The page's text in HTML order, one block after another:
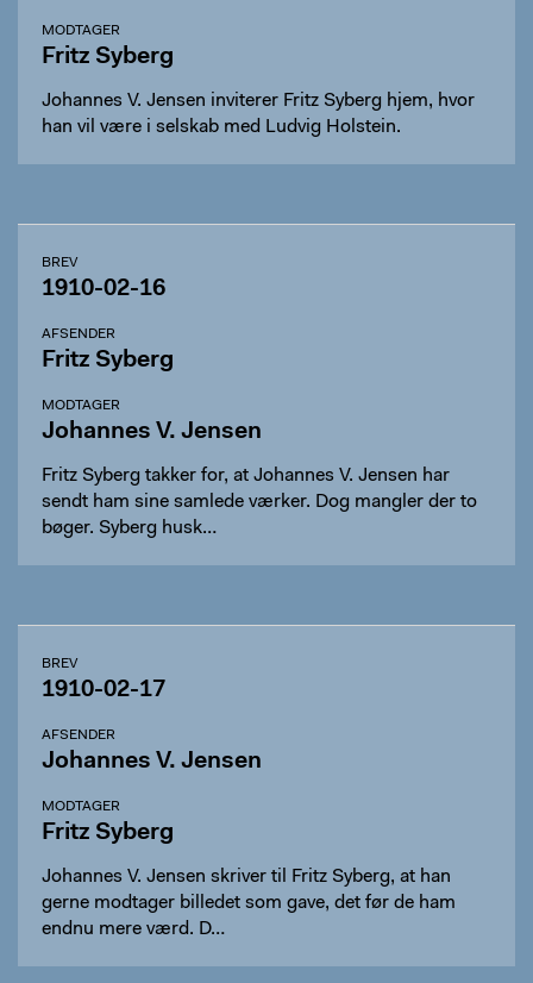
MODTAGER
Fritz Syberg
Johannes V. Jensen inviterer Fritz Syberg hjem, hvor
han vil være i selskab med Ludvig Holstein.
BREV
1910-02-16
AFSENDER
Fritz Syberg
MODTAGER
Johannes V. Jensen
Fritz Syberg takker for, at Johannes V. Jensen har
sendt ham sine samlede værker. Dog mangler der to
bøger. Syberg husk…
BREV
1910-02-17
AFSENDER
Johannes V. Jensen
MODTAGER
Fritz Syberg
Johannes V. Jensen skriver til Fritz Syberg, at han
gerne modtager billedet som gave, det før de ham
endnu mere værd. D…